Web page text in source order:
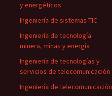
y energéticos
Ingeniería de sistemas TIC
Ingeniería de tecnología
minera, minas y energía
Ingeniería de tecnologías y
servicios de telecomunicación
Ingeniería de telecomunicación